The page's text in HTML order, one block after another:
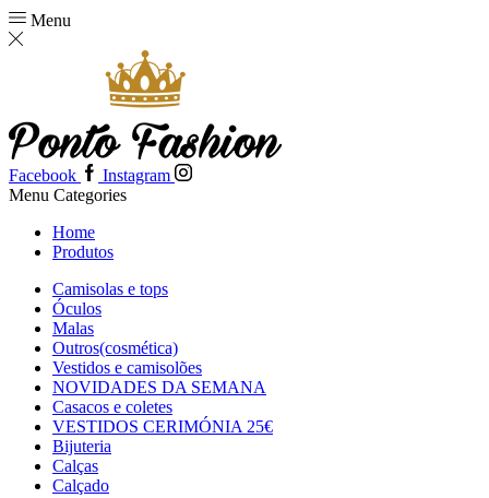
Menu
Facebook
Instagram
Menu Categories
Home
Produtos
Camisolas e tops
Óculos
Malas
Outros(cosmética)
Vestidos e camisolões
NOVIDADES DA SEMANA
Casacos e coletes
VESTIDOS CERIMÓNIA 25€
Bijuteria
Calças
Calçado